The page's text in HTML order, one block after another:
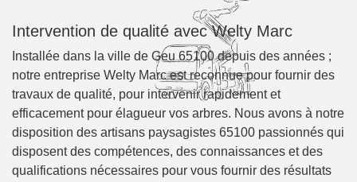
Intervention de qualité avec Welty Marc
Installée dans la ville de Geu 65100 depuis des années ;
notre entreprise Welty Marc est reconnue pour fournir des
travaux de qualité, pour intervenir rapidement et
efficacement pour élagueur vos arbres. Nous avons à notre
disposition des artisans paysagistes 65100 passionnés qui
disposent des compétences, des connaissances et des
qualifications nécessaires pour vous fournir des résultats